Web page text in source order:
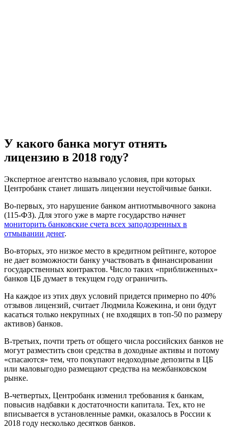
У какого банка могут отнять
лицензию в 2018 году?
Экспертное агентство называло условия, при которых
Центробанк станет лишать лицензии неустойчивые банки.
Во-первых, это нарушение банком антиотмывочного закона
(115-ФЗ). Для этого уже в марте государство начнет
мониторить банковские счета всех заподозренных в
отмывании денег.
Во-вторых, это низкое место в кредитном рейтинге, которое
не дает возможности банку участвовать в финансировании
государственных контрактов. Число таких «приближенных»
банков ЦБ думает в текущем году ограничить.
На каждое из этих двух условий придется примерно по 40%
отзывов лицензий, считает Людмила Кожекина, и они будут
касаться только некрупных ( не входящих в топ-50 по размеру
активов) банков.
В-третьих, почти треть от общего числа российских банков не
могут разместить свои средства в доходные активы и потому
«спасаются» тем, что покупают недоходные депозиты в ЦБ
или маловыгодно размещают средства на межбанковском
рынке.
В-четвертых, Центробанк изменил требования к банкам,
повысив надбавки к достаточности капитала. Тех, кто не
вписывается в установленные рамки, оказалось в России к
2018 году несколько десятков банков.